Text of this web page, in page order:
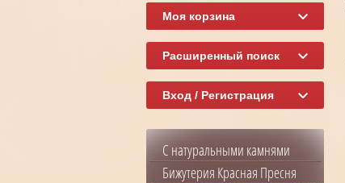
Моя корзина
Расширенный поиск
Вход / Регистрация
С натуральными камнями
Бижутерия Красная Пресня